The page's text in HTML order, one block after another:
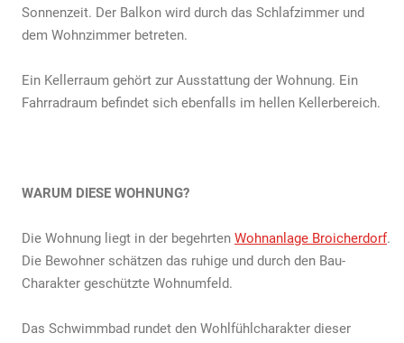
Sonnenzeit. Der Balkon wird durch das Schlafzimmer und
dem Wohnzimmer betreten.
Ein Kellerraum gehört zur Ausstattung der Wohnung. Ein
Fahrradraum befindet sich ebenfalls im hellen Kellerbereich.
WARUM DIESE WOHNUNG?
Die Wohnung liegt in der begehrten Wohnanlage Broicherdorf.
Die Bewohner schätzen das ruhige und durch den Bau-
Charakter geschützte Wohnumfeld.
Das Schwimmbad rundet den Wohlfühlcharakter dieser